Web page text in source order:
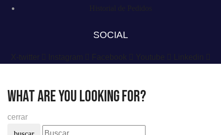
SOCIAL
what are you looking for?
cerrar